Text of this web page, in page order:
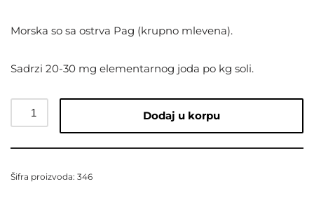
Morska so sa ostrva Pag (krupno mlevena).
Sadrzi 20-30 mg elementarnog joda po kg soli.
Dodaj u korpu
Šifra proizvoda: 346